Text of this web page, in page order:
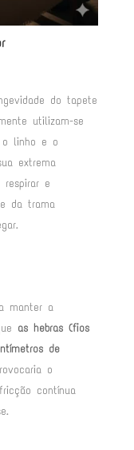
do tapete
utilizam-se
o linho e o
extrema
respirar e
da trama
.
manter a
as hebras (fios
de
o
contínua
.